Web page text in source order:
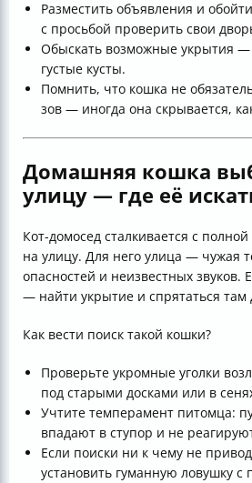
Разместить объявления и
с просьбой проверить свои
Обыскать возможные укрытия
густые кусты.
Помнить, что кошка не
зов — иногда она скрывается,
Домашняя кошка
улицу — где её
Кот-домосед сталкивается с
на улицу. Для него улица — чужая
опасностей и неизвестных звуков.
— найти укрытие и спрятаться
Как вести поиск такой кошки?
Проверьте укромные уголки
под старыми досками или в
Учтите темперамент питомца:
впадают в ступор и не
Если поиски ни к чему не
установить гуманную ловушку с